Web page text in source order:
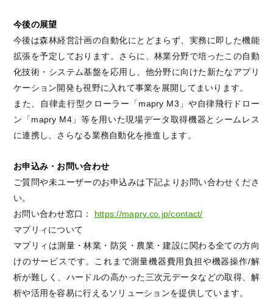
今後の展望
今後は森林経営計画の自動化にとどまらず、実務に即した機能
拡張を予定しております。さらに、林業分野で培ったこの自動
化技術・システム基盤を応用し、他分野に向けた新たなアプリ
ケーション開発も視野に入れて事業を展開してまいります。
また、自律走行型クローラー「mapry M3」や自律飛行ドロー
ン「mapry M4」等を用いた現場データ取得機器とシームレス
に連携し、さらなる業務自動化を推進します。
お申込み・お問い合わせ
ご質問や未ユーザーのお申込みは下記よりお問い合わせくださ
い。
お問い合わせ窓口： https://mapry.co.jp/contact/
マプリィについて
マプリィは測量・林業・防災・農業・建設に関わる全ての方向
けのサービスです。これまで測量機器費用負担や機器操作/解
析が難しく、ハードルの高かった三次元データなどの取得、解
析や活用を容易に行えるソリューションを提供しています。